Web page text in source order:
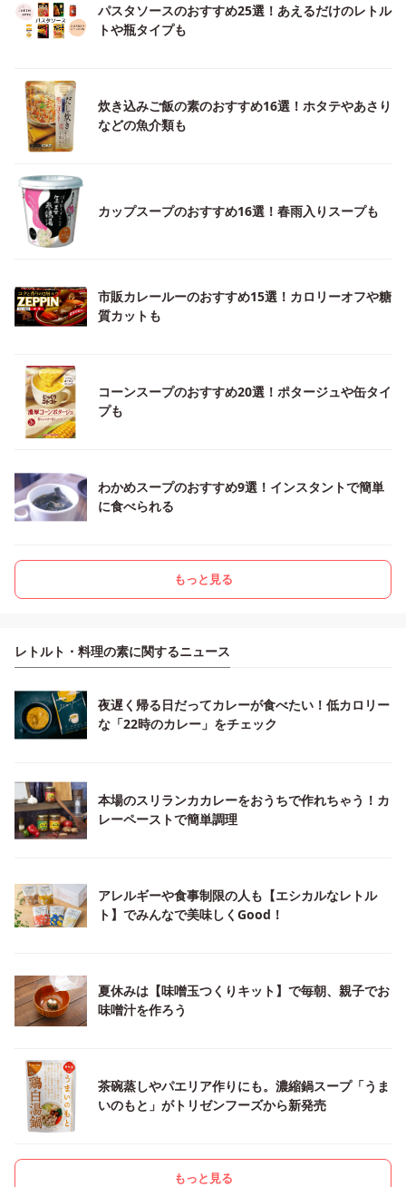
パスタソースのおすすめ25選！あえるだけのレトル
トや瓶タイプも
炊き込みご飯の素のおすすめ16選！ホタテやあさり
などの魚介類も
カップスープのおすすめ16選！春雨入りスープも
市販カレールーのおすすめ15選！カロリーオフや糖
質カットも
コーンスープのおすすめ20選！ポタージュや缶タイ
プも
わかめスープのおすすめ9選！インスタントで簡単
に食べられる
もっと見る
レトルト・料理の素に関するニュース
夜遅く帰る日だってカレーが食べたい！低カロリー
な「22時のカレー」をチェック
本場のスリランカカレーをおうちで作れちゃう！カ
レーペーストで簡単調理
アレルギーや食事制限の人も【エシカルなレトル
ト】でみんなで美味しくGood！
夏休みは【味噌玉つくりキット】で毎朝、親子でお
味噌汁を作ろう
茶碗蒸しやパエリア作りにも。濃縮鍋スープ「うま
いのもと」がトリゼンフーズから新発売
もっと見る